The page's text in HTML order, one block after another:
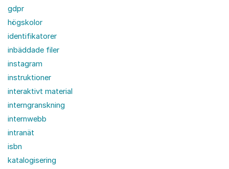
gdpr
högskolor
identifikatorer
inbäddade filer
instagram
instruktioner
interaktivt material
interngranskning
internwebb
intranät
isbn
katalogisering